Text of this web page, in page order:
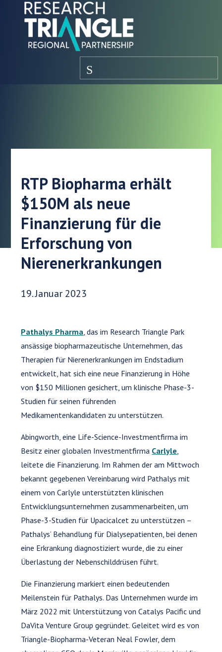
Zum Inhalt springen
Speisekarte
RTP Biopharma erhält
$150M als neue
Finanzierung für die
Erforschung von
Nierenerkrankungen
Veröffentlichungsdatum:
19. Januar 2023
Pathalys Pharma , das im Research Triangle Park
ansässige biopharmazeutische Unternehmen, das
Therapien für Nierenerkrankungen im Endstadium
entwickelt, hat sich eine neue Finanzierung in Höhe
von $150 Millionen gesichert, um klinische Phase-3-
Studien für seinen führenden
Medikamentenkandidaten zu unterstützen.
Abingworth, eine Life-Science-Investmentfirma im
Besitz einer globalen Investmentfirma Carlyle
leitete die Finanzierung. Im Rahmen der am Mittwoch
bekannt gegebenen Vereinbarung wird Pathalys mit
einem von Carlyle unterstützten klinischen
Entwicklungsunternehmen zusammenarbeiten, um
Phase-3-Studien für Upacicalcet zu unterstützen –
Pathalys‘ Behandlung für Dialysepatienten, bei denen
eine Erkrankung diagnostiziert wurde, die zu einer
Überlastung der Nebenschilddrüsen führt.
Die Finanzierung markiert einen bedeutenden
Meilenstein für Pathalys. Das Unternehmen wurde im
März 2022 mit Unterstützung von Catalys Pacific und
DaVita Venture Group gegründet. Geleitet wird es von
Triangle-Biopharma-Veteran Neal Fowler, dem